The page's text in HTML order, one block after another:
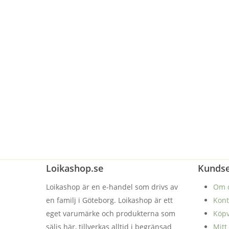
Loikashop.se
Loikashop är en e-handel som drivs av
en familj i Göteborg. Loikashop är ett
eget varumärke och produkterna som
säljs här, tillverkas alltid i begränsad
Om
Mitt